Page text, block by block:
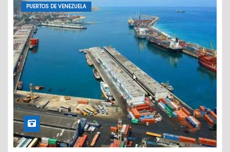
PUERTOS DE VENEZUELA